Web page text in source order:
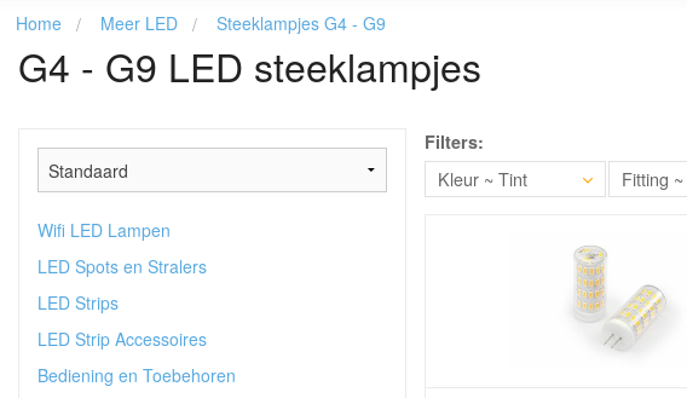
Home Meer LED Steeklampjes G4 - G9
G4 - G9 LED steeklampjes
Wifi LED Lampen
LED Spots en Stralers
LED Strips
LED Strip Accessoires
Bediening en Toebehoren
Filters:
Kleur ~ Tint Fitting